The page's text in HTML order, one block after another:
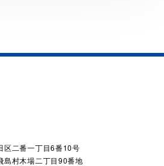
区二番一丁目6番10号
島村木場二丁目90番地